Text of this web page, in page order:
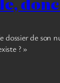
dossier de son
? »